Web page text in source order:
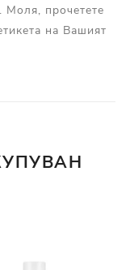
Моля, прочетете
на Вашият